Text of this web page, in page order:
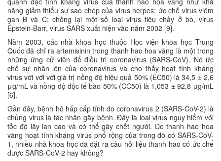
năng giảm thiểu sự sao chép của virus herpes; ức chế virus viêm
gan B và C; chống lại một số loại virus tiêu chảy ở bò, virus
Epstein-Barr, virus SARS xuất hiện vào năm 2002 [9].
Năm 2003, các nhà khoa học thuộc Học viện khoa học Trung
Quốc đã chỉ ra artemisinin trong thanh hao hoa vàng là một trong
những ứng cử viên để điều trị coronavirus (SARS-CoV). Nó ức
chế sự nhân lên của coronavirus và cho thấy hoạt tính kháng
virus với với với giá trị nồng độ hiệu quả 50% (EC50) là 34,5 ± 2,6
μg/mL và nồng độ độc tế bào 50% (CC50) là 1,053 ± 92,8 μg/mL
[6].
Gần đây, bệnh hô hấp cấp tính do coronavirus 2 (SARS-CoV-2) là
chủng virus là tác nhân gây bệnh. Đây là loại virus nguy hiểm với
tốc độ lây lan cao và có thể gây chết người. Do thanh hao hoa
vàng hoạt tính kháng virus phổ rộng của trong đó có SARS-CoV-
1, nhiều nhà khoa học đã đặt ra câu hỏi liệu thanh hao có ức chế
được SARS-CoV-2 hay không?